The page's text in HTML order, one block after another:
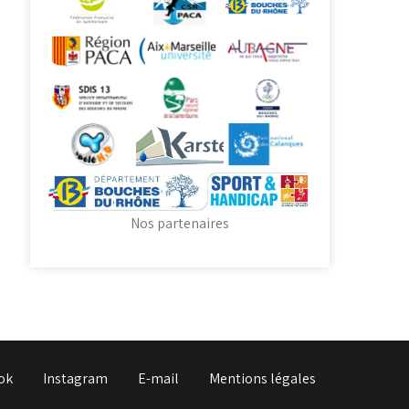
Nos partenaires
Instagram E-mail Mentions légales